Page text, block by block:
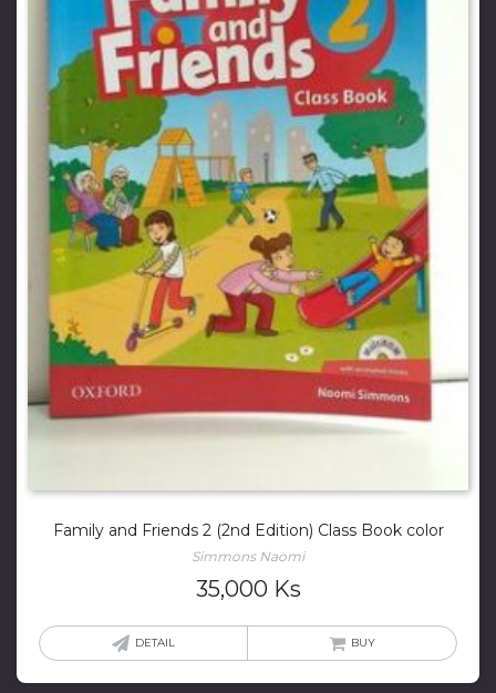
Family and Friends 2 (2nd Edition) Class Book color
Simmons Naomi
35,000 Ks
DETAIL BUY